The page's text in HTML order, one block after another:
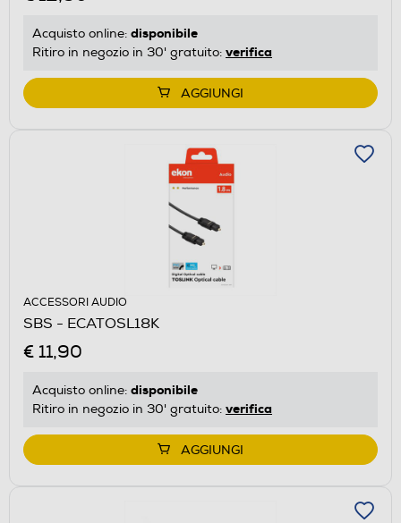
Acquisto online: disponibile
Ritiro in negozio in 30' gratuito: verifica
AGGIUNGI
ACCESSORI AUDIO
SBS - ECATOSL18K
€ 11,90
Acquisto online: disponibile
Ritiro in negozio in 30' gratuito: verifica
AGGIUNGI